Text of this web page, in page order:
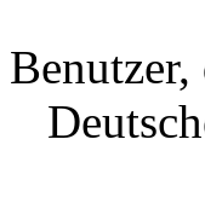
Benutzer,